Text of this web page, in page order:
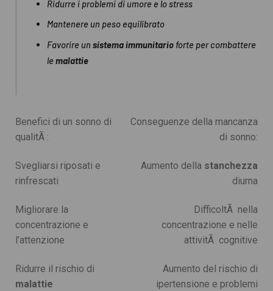
Ridurre i problemi di umore e lo stress
Mantenere un peso equilibrato
Favorire un sistema immunitarioforte per combattere
lemalattie
Benefici di un sonno di
qualitÃ :
Conseguenze della mancanza
di sonno:
Svegliarsi riposati e
rinfrescati
Aumento della stanchezza
diurna
Migliorare la
concentrazione e
l’attenzione
DifficoltÃ nella
concentrazione e nelle
attivitÃ cognitive
Ridurre il rischio di
malattie
Aumento del rischio di
ipertensione e problemi